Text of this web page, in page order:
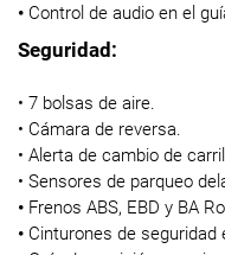
• Control de audio en el
Seguridad:
• 7 bolsas de aire.
• Cámara de reversa.
• Alerta de cambio de
• Sensores de parqueo
• Frenos ABS, EBD y BA
• Cinturones de